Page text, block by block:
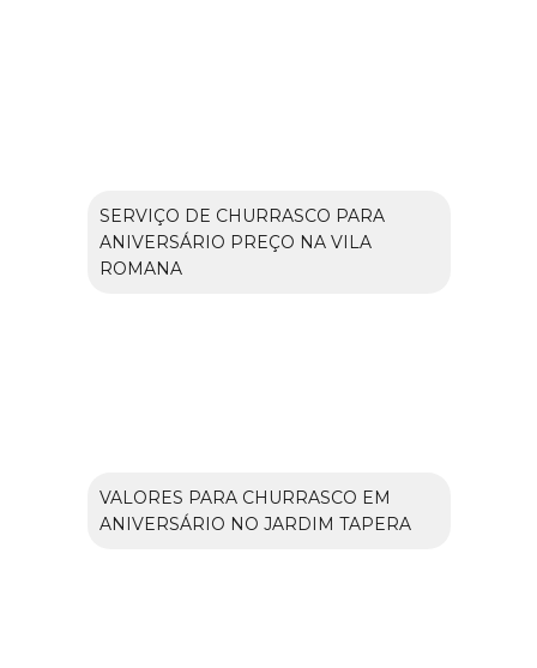
SERVIÇO DE CHURRASCO PARA
ANIVERSÁRIO PREÇO NA VILA
ROMANA
VALORES PARA CHURRASCO EM
ANIVERSÁRIO NO JARDIM TAPERA